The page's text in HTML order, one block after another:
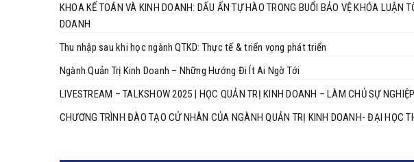
KHOA KẾ TOÁN VÀ KINH DOANH: DẤU ẤN TỰ HÀO TRONG BUỔI BẢO VỆ KHÓA LUẬN
DOANH
Thu nhập sau khi học ngành QTKD: Thực tế & triển vọng phát triển
Ngành Quản Trị Kinh Doanh – Những Hướng Đi Ít Ai Ngờ Tới
LIVESTREAM – TALKSHOW 2025 | HỌC QUẢN TRỊ KINH DOANH – LÀM CHỦ SỰ
CHƯƠNG TRÌNH ĐÀO TẠO CỬ NHÂN CỦA NGÀNH QUẢN TRỊ KINH DOANH- ĐẠI HỌC